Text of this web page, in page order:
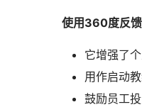
使用360度反馈
它增强了
用作启动
鼓励员工